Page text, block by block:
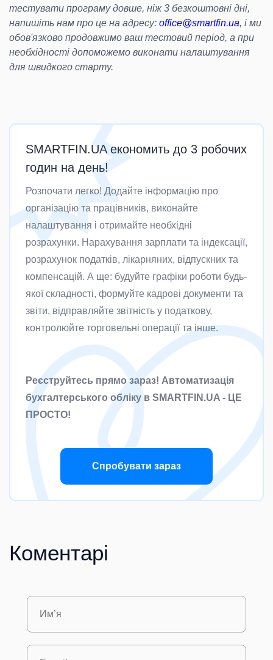
тестувати програму довше, ніж 3 безкоштовні дні,
напишіть нам про це на адресу: office@smartfin.ua, і ми
обов'язково продовжимо ваш тестовий період, а при
необхідності допоможемо виконати налаштування
для швидкого старту.
SMARTFIN.UA економить до 3 робочих
годин на день!
Розпочати легко! Додайте інформацію про
організацію та працівників, виконайте
налаштування і отримайте необхідні
розрахунки. Нарахування зарплати та індексації,
розрахунок податків, лікарняних, відпускних та
компенсацій. А ще: будуйте графіки роботи будь-
якої складності, формуйте кадрові документи та
звіти, відправляйте звітність у податкову,
контролюйте торговельні операції та інше.
Реєструйтесь прямо зараз! Автоматизація
бухгалтерського обліку в SMARTFIN.UA - ЦЕ
ПРОСТО!
Спробувати зараз
Коментарі